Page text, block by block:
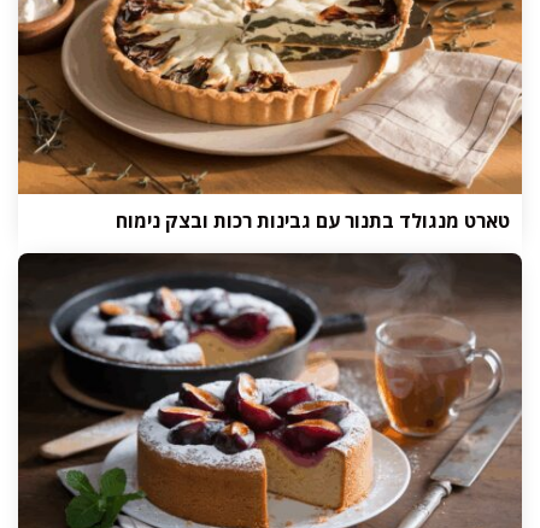
טארט מנגולד בתנור עם גבינות רכות ובצק נימוח